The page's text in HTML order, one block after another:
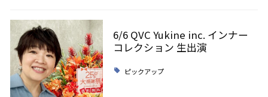
6/6 QVC Yukine inc. インナー
コレクション 生出演
ピックアップ